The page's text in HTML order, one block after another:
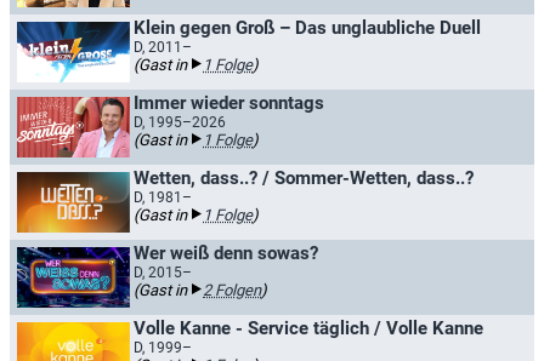
Klein gegen Groß – Das unglaubliche Duell
D, 2011–
(Gast in 1 Folge)
Immer wieder sonntags
D, 1995–2026
(Gast in 1 Folge)
Wetten, dass..? / Sommer-Wetten, dass..?
D, 1981–
(Gast in 1 Folge)
Wer weiß denn sowas?
D, 2015–
(Gast in 2 Folgen)
Volle Kanne - Service täglich / Volle Kanne
D, 1999–